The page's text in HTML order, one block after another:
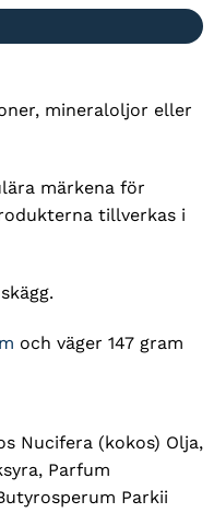
mineraloljor eller
märkena för
tillverkas i
och väger 147 gram
Nucifera (kokos) Olja,
Parfum
Parkii